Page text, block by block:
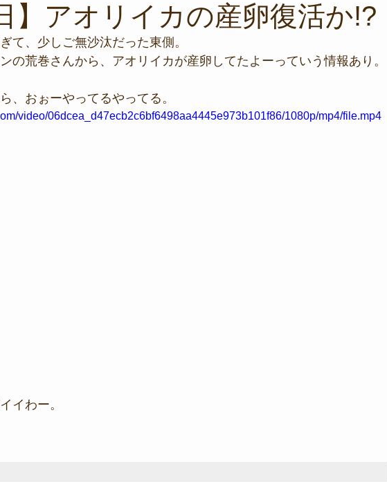
サンゴの保全活動 取材
スタッフが思うこと 安全対策
】アオリイカの産卵復活か!?
て、少しご無沙汰だった東側。
の荒巻さんから、アオリイカが産卵してたよーっていう情報あり。
、おぉーやってるやってる。
video/06dcea_d47ecb2c6bf6498aa4445e973b101f86/1080p/mp4/file.mp4
イわー。